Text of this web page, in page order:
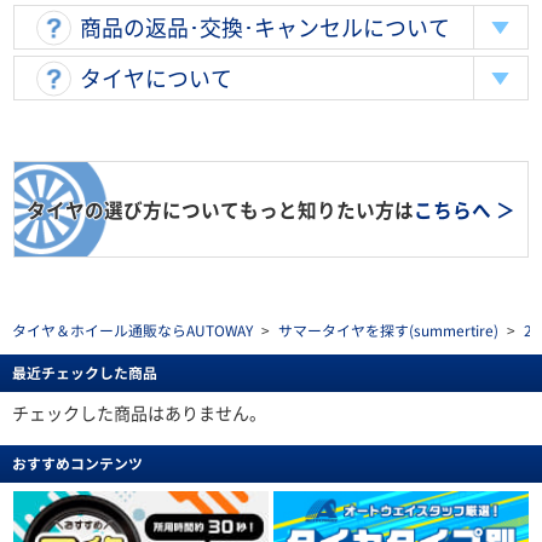
商品の返品･交換･キャンセルについて
タイヤについて
タイヤの選び方についてもっと知りたい方はこちらへ ＞
タイヤ＆ホイール通販ならAUTOWAY > サマータイヤを探す(summertire) >
最近チェックした商品
チェックした商品はありません。
おすすめコンテンツ